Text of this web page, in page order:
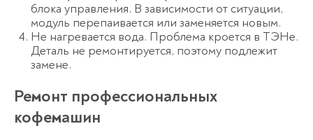
блока управления. В зависимости от ситуации,
модуль перепаивается или заменяется новым.
Не нагревается вода. Проблема кроется в ТЭНе.
Деталь не ремонтируется, поэтому подлежит
замене.
Ремонт профессиональных
кофемашин